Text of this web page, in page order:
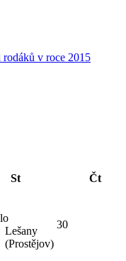
rodáků v roce 2015
St
Čt
Lešany
(Prostějov)
30